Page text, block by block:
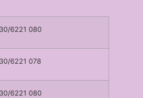
6221 080
6221 078
6221 080